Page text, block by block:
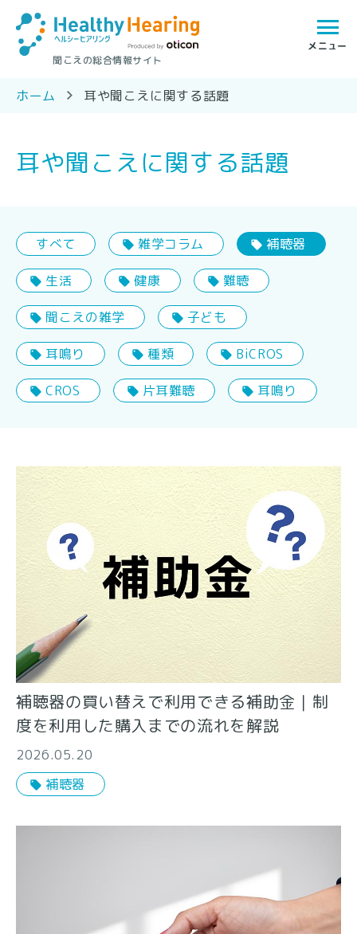
聞こえの総合情報サイト
ホーム 耳や聞こえに関する話題
耳や聞こえに関する話題
すべて 雑学コラム 補聴器
生活 健康 難聴
聞こえの雑学 子ども
耳鳴り 種類 BiCROS
CROS 片耳難聴 耳鳴り
補聴器の買い替えで利用できる補助金｜制
度を利用した購入までの流れを解説
2026.05.20
補聴器